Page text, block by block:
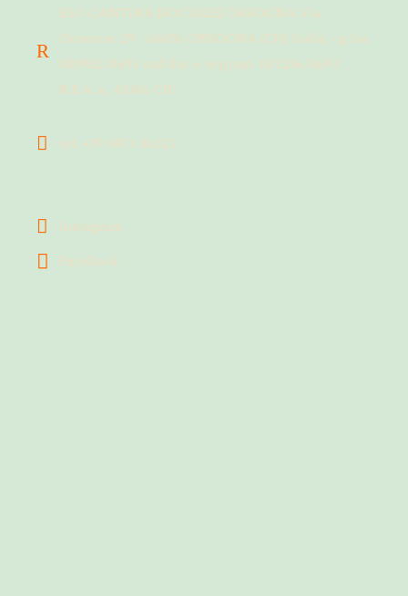
BIO CANTINA {SOCIALE} ORSOGNA Via
Ortonese 29 - 66036 ORSOGNA (CH) Italia - p.Iva
00090210691 cod.fisc. e reg.imp. 00123670697
R.E.A. n. 45366 CH
tel: +39 0871 86321
Instagram
Facebook